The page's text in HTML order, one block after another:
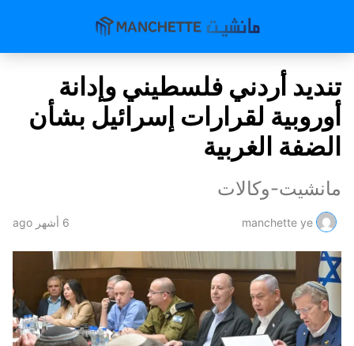
تنديد أردني فلسطيني وإدانة
أوروبية لقرارات إسرائيل بشأن
الضفة الغربية
مانشيت-وكالات
manchette ye 6 أشهر ago